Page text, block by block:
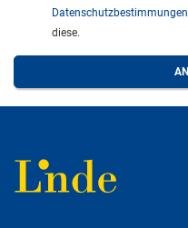
Datenschutzbestimmungen
diese.